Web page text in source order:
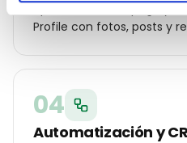
Profile con fotos, posts y
04
Automatización y